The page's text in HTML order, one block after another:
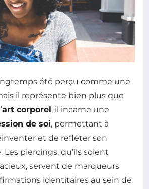
été perçu comme une
il représente bien plus que
art corporel, il incarne une
de soi, permettant à
et de refléter son
piercings, qu’ils soient
servent de marqueurs
identitaires au sein de